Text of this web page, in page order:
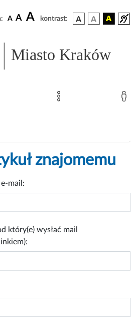
A A A kontrast:
Miasto Kraków
znajomemu
mail:
który(e) wysłać mail